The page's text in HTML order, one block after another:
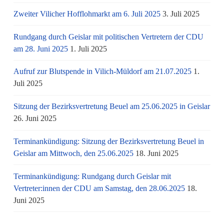
Zweiter Vilicher Hofflohmarkt am 6. Juli 2025 3. Juli 2025
Rundgang durch Geislar mit politischen Vertretern der CDU
am 28. Juni 2025 1. Juli 2025
Aufruf zur Blutspende in Vilich-Müldorf am 21.07.2025 1.
Juli 2025
Sitzung der Bezirksvertretung Beuel am 25.06.2025 in Geislar
26. Juni 2025
Terminankündigung: Sitzung der Bezirksvertretung Beuel in
Geislar am Mittwoch, den 25.06.2025 18. Juni 2025
Terminankündigung: Rundgang durch Geislar mit
Vertreter:innen der CDU am Samstag, den 28.06.2025 18.
Juni 2025